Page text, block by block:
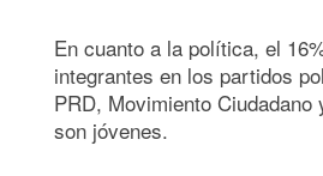
En cuanto a la política, el
integrantes en los partidos
PRD, Movimiento Ciudadano
son jóvenes.